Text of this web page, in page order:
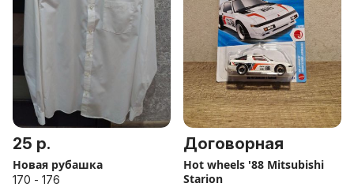
25 р.
Новая рубашка
170 - 176
Договорная
Hot wheels '88 Mitsubishi
Starion